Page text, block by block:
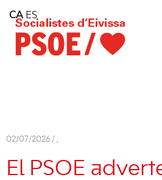
Consell Insular d'Eivissa
Services
Contact
02/07/2026 / ,
El PSOE
CA ES